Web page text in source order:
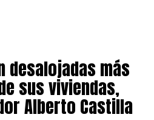
desalojadas más
sus viviendas,
Alberto Castilla